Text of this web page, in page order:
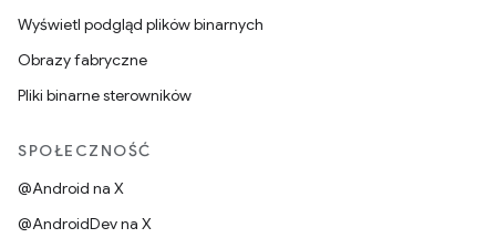
Wyświetl podgląd plików binarnych
Obrazy fabryczne
Pliki binarne sterowników
SPOŁECZNOŚĆ
@Android na X
@AndroidDev na X